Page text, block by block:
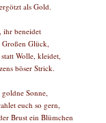
als Gold.
ihr beneidet
Glück,
Wolle, kleidet,
böser Strick.
Sonne,
euch so gern,
Brust ein Blümchen